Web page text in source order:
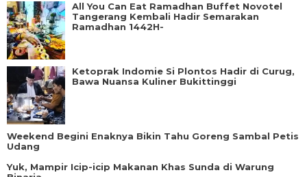
All You Can Eat Ramadhan Buffet Novotel
Tangerang Kembali Hadir Semarakan
Ramadhan 1442H-
Ketoprak Indomie Si Plontos Hadir di Curug,
Bawa Nuansa Kuliner Bukittinggi
Weekend Begini Enaknya Bikin Tahu Goreng Sambal Petis
Udang
Yuk, Mampir Icip-icip Makanan Khas Sunda di Warung